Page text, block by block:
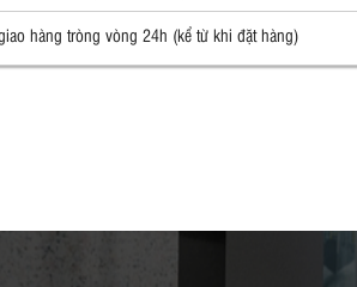
hàng tròng vòng 24h (kể từ khi đặt hàng)